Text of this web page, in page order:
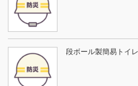
段ボール製簡易トイ